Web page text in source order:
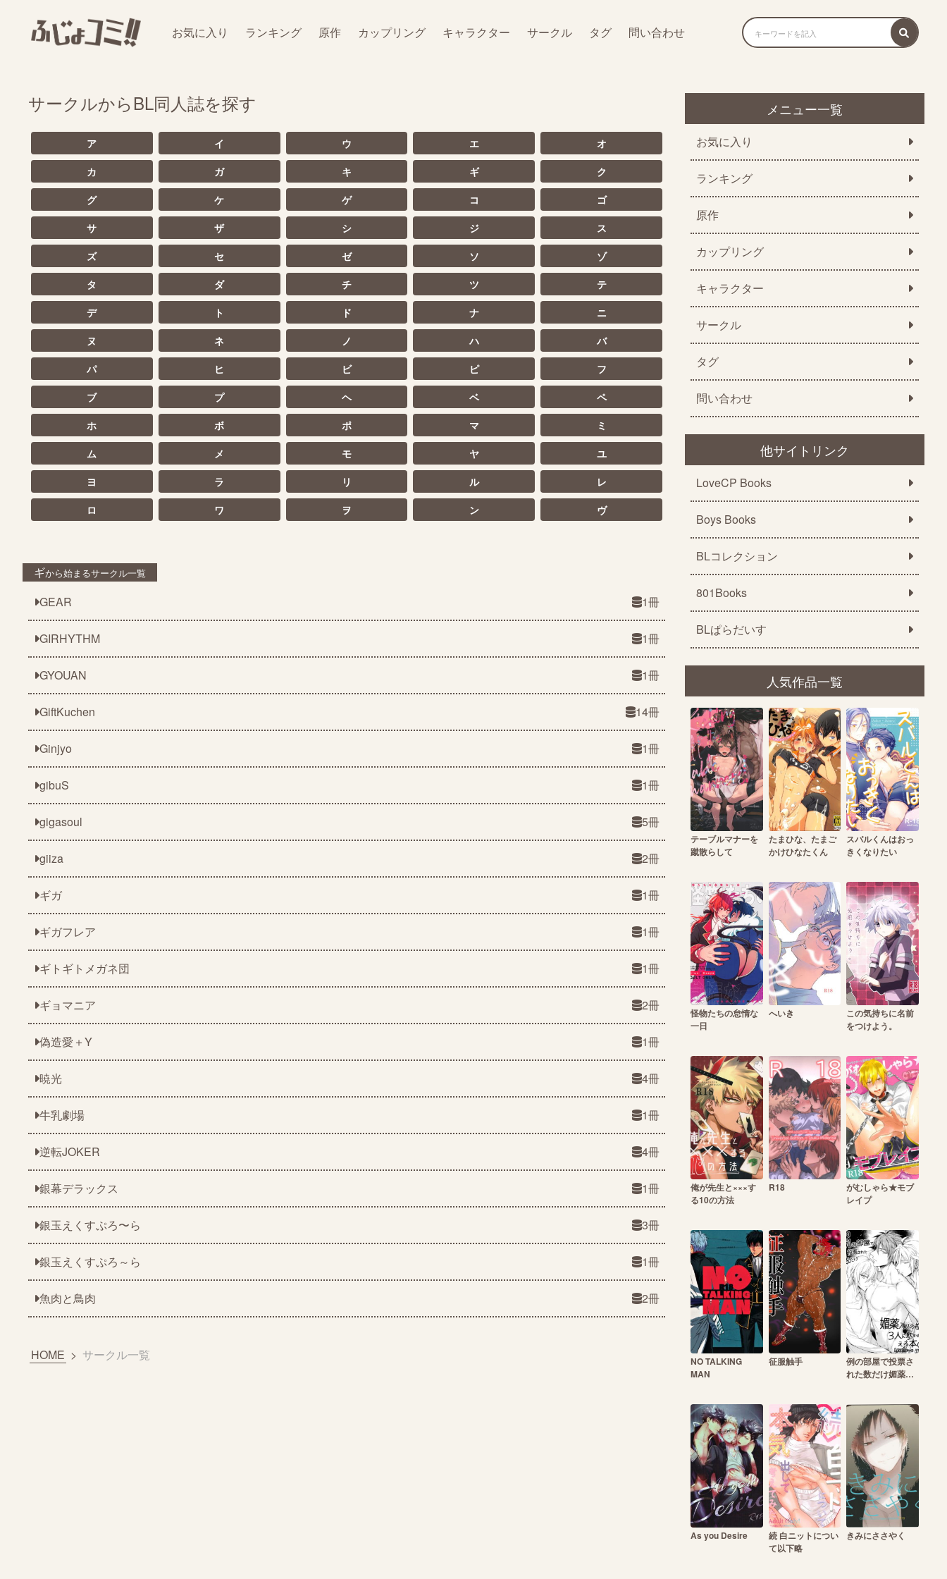
お気に入り ランキング 原作 カップリング キャラクター サークル タグ 問い合わせ
サークルからBL同人誌を探す
ア イ ウ エ
オ
カ
ガ キ ギ
ク
グ
ケ ゲ コ
ゴ
サ
ザ シ ジ
ス
ズ
セ ゼ ソ
ゾ
タ
ダ チ ツ
テ
デ
ト ド ナ
ニ
ヌ
ネ ノ ハ
バ
パ
ヒ ビ ピ
フ
ブ
プ ヘ ベ
ペ
ホ
ボ ポ マ
ミ
ム
メ モ ヤ
ユ
ヨ
ラ リ ル
レ
ロ
ワ ヲ ン ヴ
ギから始まるサークル一覧
GEAR 1冊
GIRHYTHM 1冊
GYOUAN 1冊
GiftKuchen 14冊
Ginjyo 1冊
gibuS 1冊
gigasoul 5冊
giiza 2冊
ギガ 1冊
ギガフレア 1冊
ギトギトメガネ団 1冊
ギョマニア 2冊
偽造愛＋Y 1冊
暁光 4冊
牛乳劇場 1冊
逆転JOKER 4冊
銀幕デラックス 1冊
銀玉えくすぷろ〜ら 3冊
銀玉えくすぷろ～ら 1冊
魚肉と鳥肉 2冊
HOME > サークル一覧
メニュー一覧
お気に入り
ランキング
原作
カップリング
キャラクター
サークル
タグ
問い合わせ
他サイトリンク
LoveCP Books
Boys Books
BLコレクション
801Books
BLぱらだいす
人気作品一覧
テーブルマナーを
蹴散らして
たまひな、たまご
かけひなたくん
スバルくんはおっ
きくなりたい
怪物たちの怠惰な
一日
へいき
この気持ちに名前
をつけよう。
俺が先生と×××す
る10の方法
R18
がむしゃら★モブ
レイプ
NO TALKING
MAN
征服触手
例の部屋で投票さ
れた数だけ媚薬入
As you Desire
続 白ニットについ
て以下略
きみにささやく